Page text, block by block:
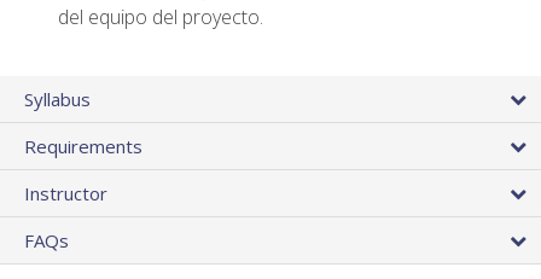
del equipo del proyecto.
Syllabus
Requirements
Instructor
FAQs